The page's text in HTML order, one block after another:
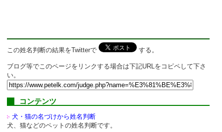
この姓名判断の結果をTwitterで する。
ブログ等でこのページをリンクする場合は下記URLをコピペして下さ
い。
コンテンツ
犬・猫の名づけから姓名判断
犬、猫などのペットの姓名判断です。